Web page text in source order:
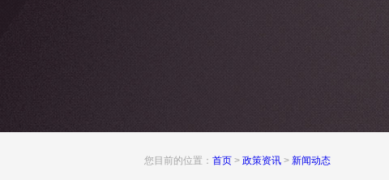
您目前的位置： 首页 > 政策资讯 > 新闻动态